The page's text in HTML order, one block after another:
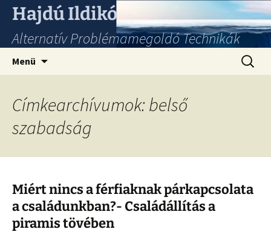
Hajdú Ildikó
Alternatív Problémamegoldó Technikák
Menü
Címkearchívumok: belső
szabadság
Miért nincs a férfiaknak párkapcsolata
a családunkban?- Családállítás a
piramis tövében